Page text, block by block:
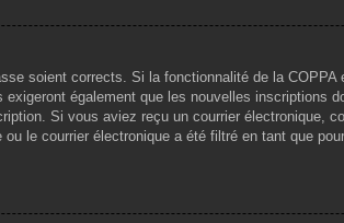
soient corrects. Si la fonctionnalité de la
également que les nouvelles
Si vous aviez reçu un courrier électronique,
le courrier électronique a été filtré en tant que